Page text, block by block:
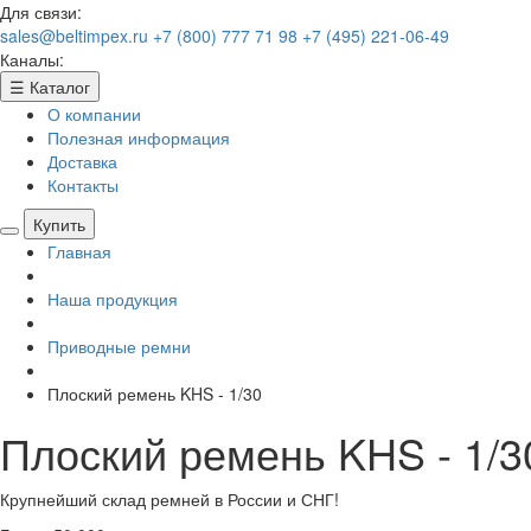
Для связи:
sales@beltimpex.ru +7 (800) 777 71 98 +7 (495) 221-06-49
Каналы:
☰ Каталог
О компании
Полезная информация
Доставка
Контакты
Купить
Главная
Наша продукция
Приводные ремни
Плоский ремень KHS - 1/30
Плоский ремень KHS - 1/
Крупнейший склад ремней в России и СНГ!